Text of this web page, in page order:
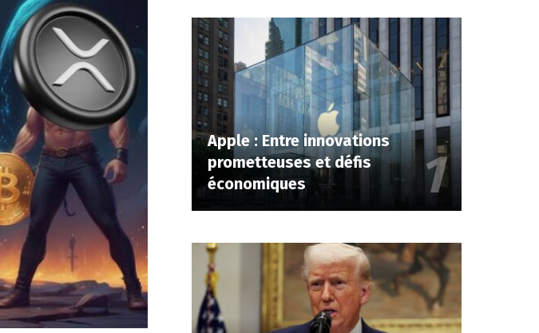
Apple : Entre innovations
prometteuses et défis
économiques